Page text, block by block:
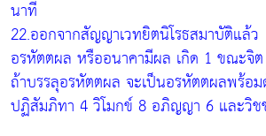
นาที
22.ออกจากสัญญาเวทยิตนิโรธสมาบัติแล้ว
อรหัตตผล หรืออนาคามีผล เกิด 1 ขณะจิต
ถ้าบรรลุอรหัตตผล จะเป็นอรหัตตผลพร้อ
ปฏิสัมภิทา 4 วิโมกข์ 8 อภิญญา 6 และวิช